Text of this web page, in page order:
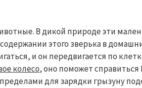
В дикой природе эти
этого зверька в
и он передвигается по
колесо, оно поможет
для зарядки грызуну